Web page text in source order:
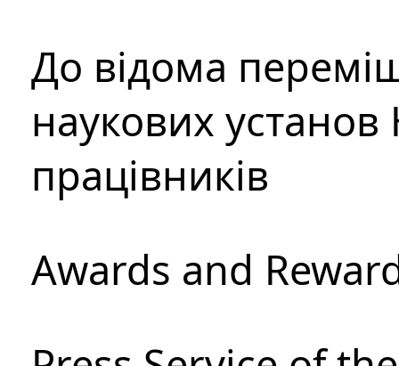
До відома
наукових установ
працівників
Awards and